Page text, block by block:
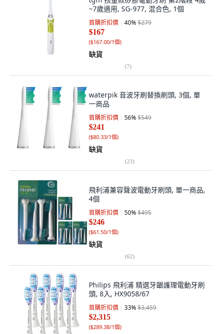
~7歲適用, SG-977, 混合色, 1個
首購折扣價 40%$279
$167
($167.00/1個)
缺貨
(7)
waterpik 音波牙刷替換刷頭, 3個, 單
一商品
首購折扣價 56%$549
$241
($80.33/1個)
缺貨
(23)
飛利浦兼容聲波電動牙刷頭, 單一商品,
4個
首購折扣價 50%$495
$246
($61.50/1個)
缺貨
(62)
Philips 飛利浦 精選牙齦護理電動牙刷
頭, 8入, HX9058/67
首購折扣價 33%$3,459
$2,315
($289.38/1個)